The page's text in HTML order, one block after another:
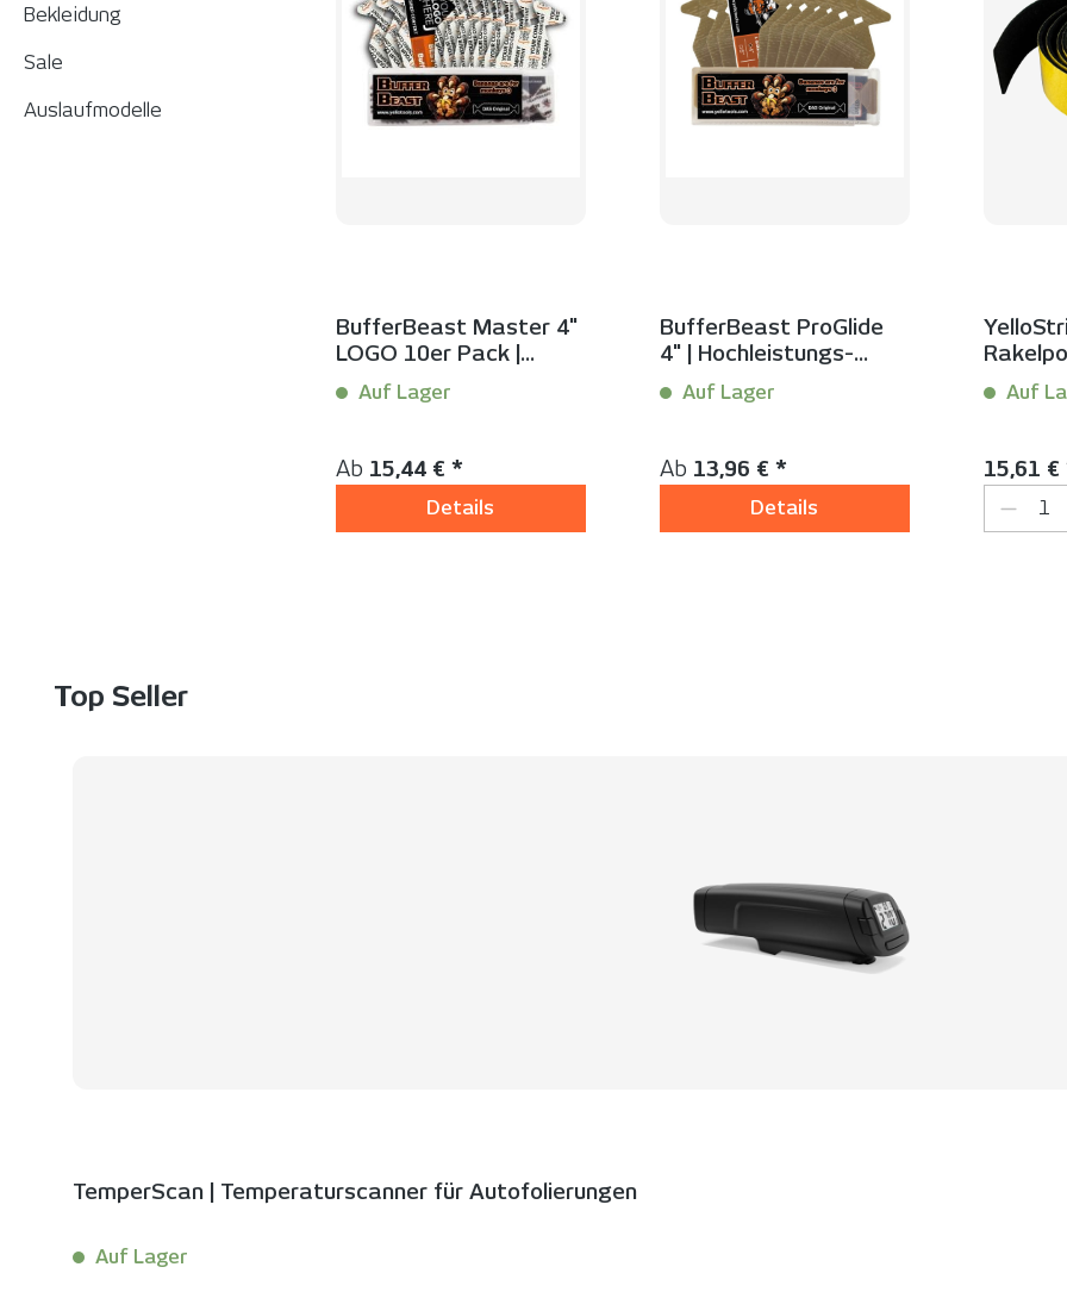
Bekleidung
Sale
Auslaufmodelle
BufferBeast Master 4"
LOGO 10er Pack |
Individuelles
Rakelpolster mit
Auf Lager
Regulärer Preis:
Ab 15,44 € *
Details
BufferBeast ProGlide
4" | Hochleistungs-
Teflon-Rakelbezug für
maximale
Auf Lager
Regulärer Preis:
Ab 13,96 € *
Details
3 m
Auf
15,61 €
Produktgalerie überspringen
Top Seller
TemperScan | Temperaturscanner für Autofolierungen
Auf Lager